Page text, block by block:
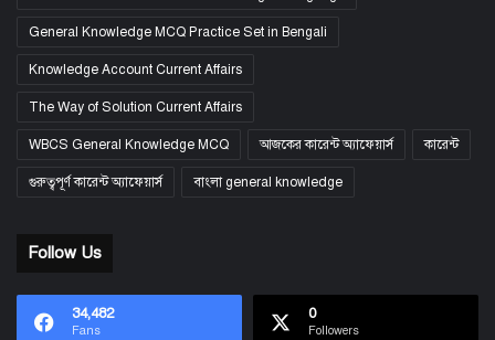
General Knowledge MCQ Practice Set in Bengali
Knowledge Account Current Affairs
The Way of Solution Current Affairs
WBCS General Knowledge MCQ আজকের কারেন্ট অ্যাফেয়ার্স কারেন্ট
গুরুত্বপূর্ণ কারেন্ট অ্যাফেয়ার্স বাংলা general knowledge
Follow Us
34,482
Fans
0
Followers